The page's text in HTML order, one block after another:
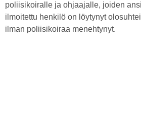
poliisikoiralle ja ohjaajalle, joiden
ilmoitettu henkilö on löytynyt
ilman poliisikoiraa menehtynyt.